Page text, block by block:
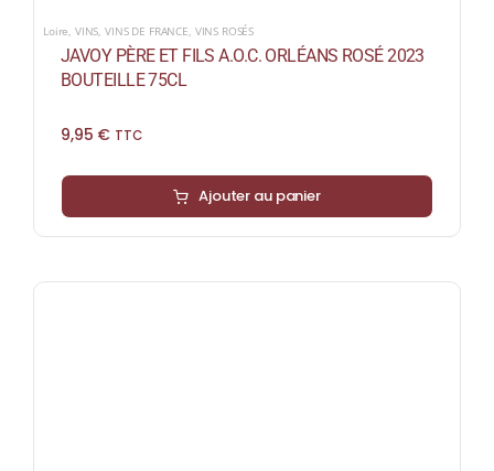
Loire, VINS,VINS DE FRANCE, VINS ROSÉS
JAVOY PÈRE ET FILS A.O.C. ORLÉANS ROSÉ 2023
BOUTEILLE 75CL
9,95 € TTC
Ajouter au panier